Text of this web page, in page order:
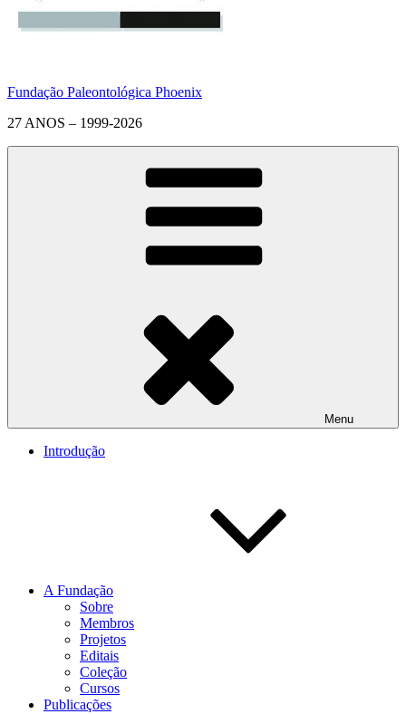
Fundação Paleontológica Phoenix
27 ANOS – 1999-2026
Menu
Introdução
A Fundação
Sobre
Membros
Projetos
Editais
Coleção
Cursos
Publicações